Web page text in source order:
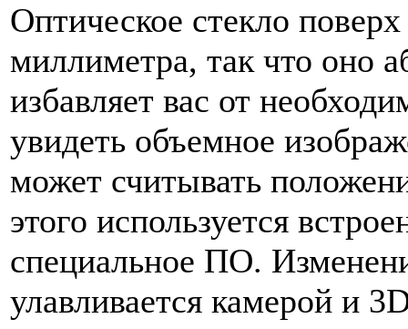
Оптическое стекло
миллиметра, так что оно
избавляет вас от
увидеть объемное
может считывать
этого используется
специальное ПО.
улавливается камерой и